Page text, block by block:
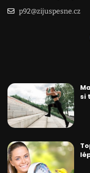
p92@zijuspesne.cz
si